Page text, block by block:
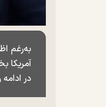
به‌رغم
آمریکا
در